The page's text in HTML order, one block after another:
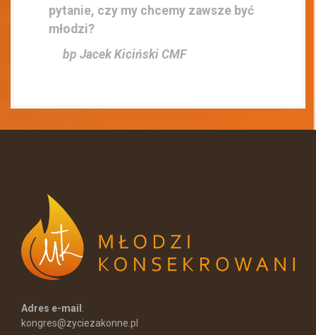
pytanie, czy my chcemy zawsze być
młodzi?
bp Jacek Kiciński CMF
Adres e-mail :
kongres@zyciezakonne.pl